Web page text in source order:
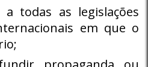
a todas as legislações
em que o